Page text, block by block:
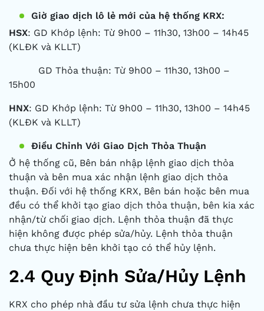
Giờ giao dịch lô lẻ mới của hệ thống KRX:
HSX: GD Khớp lệnh: Từ 9h00 – 11h30, 13h00 – 14h45
(KLĐK và KLLT)
GD Thỏa thuận: Từ 9h00 – 11h30, 13h00 –
15h00
HNX: GD Khớp lệnh: Từ 9h00 – 11h30, 13h00 – 14h45
(KLĐK và KLLT)
Điều Chỉnh Với Giao Dịch Thỏa Thuận
Ở hệ thống cũ, Bên bán nhập lệnh giao dịch thỏa
thuận và bên mua xác nhận lệnh giao dịch thỏa
thuận. Đối với hệ thống KRX, Bên bán hoặc bên mua
đều có thể khởi tạo giao dịch thỏa thuận, bên kia xác
nhận/từ chối giao dịch. Lệnh thỏa thuận đã thực
hiện không được phép sửa/hủy. Lệnh thỏa thuận
chưa thực hiện bên khởi tạo có thể hủy lệnh.
2.4 Quy Định Sửa/Hủy Lệnh
KRX cho phép nhà đầu tư sửa lệnh chưa thực hiện